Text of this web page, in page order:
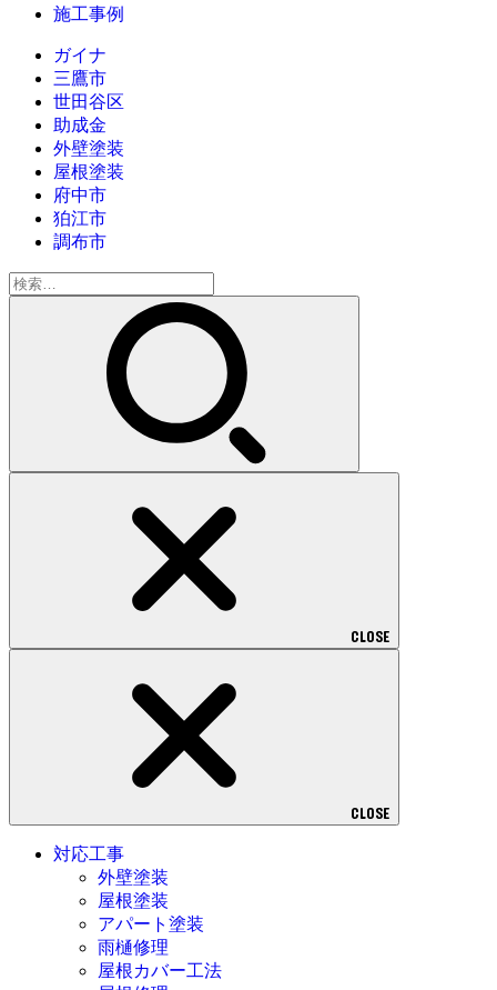
施工事例
ガイナ
三鷹市
世田谷区
助成金
外壁塗装
屋根塗装
府中市
狛江市
調布市
検
索:
CLOSE
CLOSE
対応工事
外壁塗装
屋根塗装
アパート塗装
雨樋修理
屋根カバー工法